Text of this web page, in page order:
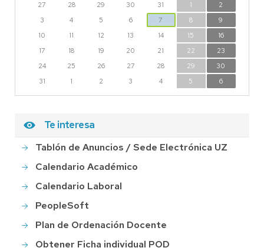
27
28 29 30 31 1
2
3
4 5 6 7 8
9
10
11 12 13 14 15
16
17
18 19 20 21 22
23
24
25 26 27 28 29
30
31
1 2 3 4 5 6
Te interesa
Tablón de Anuncios / Sede Electrónica UZ
Calendario Académico
Calendario Laboral
PeopleSoft
Plan de Ordenación Docente
Obtener Ficha individual POD